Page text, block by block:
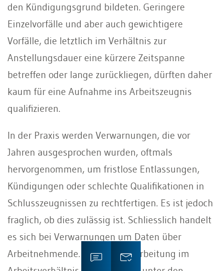
den Kündigungsgrund bildeten. Geringere
Einzelvorfälle und aber auch gewichtigere
Vorfälle, die letztlich im Verhältnis zur
Anstellungsdauer eine kürzere Zeitspanne
betreffen oder lange zurückliegen, dürften daher
kaum für eine Aufnahme ins Arbeitszeugnis
qualiﬁzieren.
In der Praxis werden Verwarnungen, die vor
Jahren ausgesprochen wurden, oftmals
hervorgenommen, um fristlose Entlassungen,
Kündigungen oder schlechte Qualiﬁkationen in
Schlusszeugnissen zu rechtfertigen. Es ist jedoch
fraglich, ob dies zulässig ist. Schliesslich handelt
es sich bei Verwarnungen um Daten über
Arbeitnehmende. Die Datenbearbeitung im